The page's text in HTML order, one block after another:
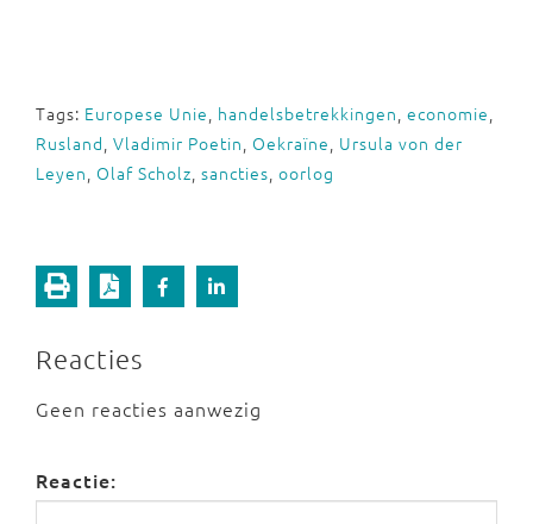
Tags: Europese Unie, handelsbetrekkingen, economie,
Rusland, Vladimir Poetin, Oekraïne, Ursula von der
Leyen, Olaf Scholz, sancties, oorlog
Reacties
Geen reacties aanwezig
Reactie: